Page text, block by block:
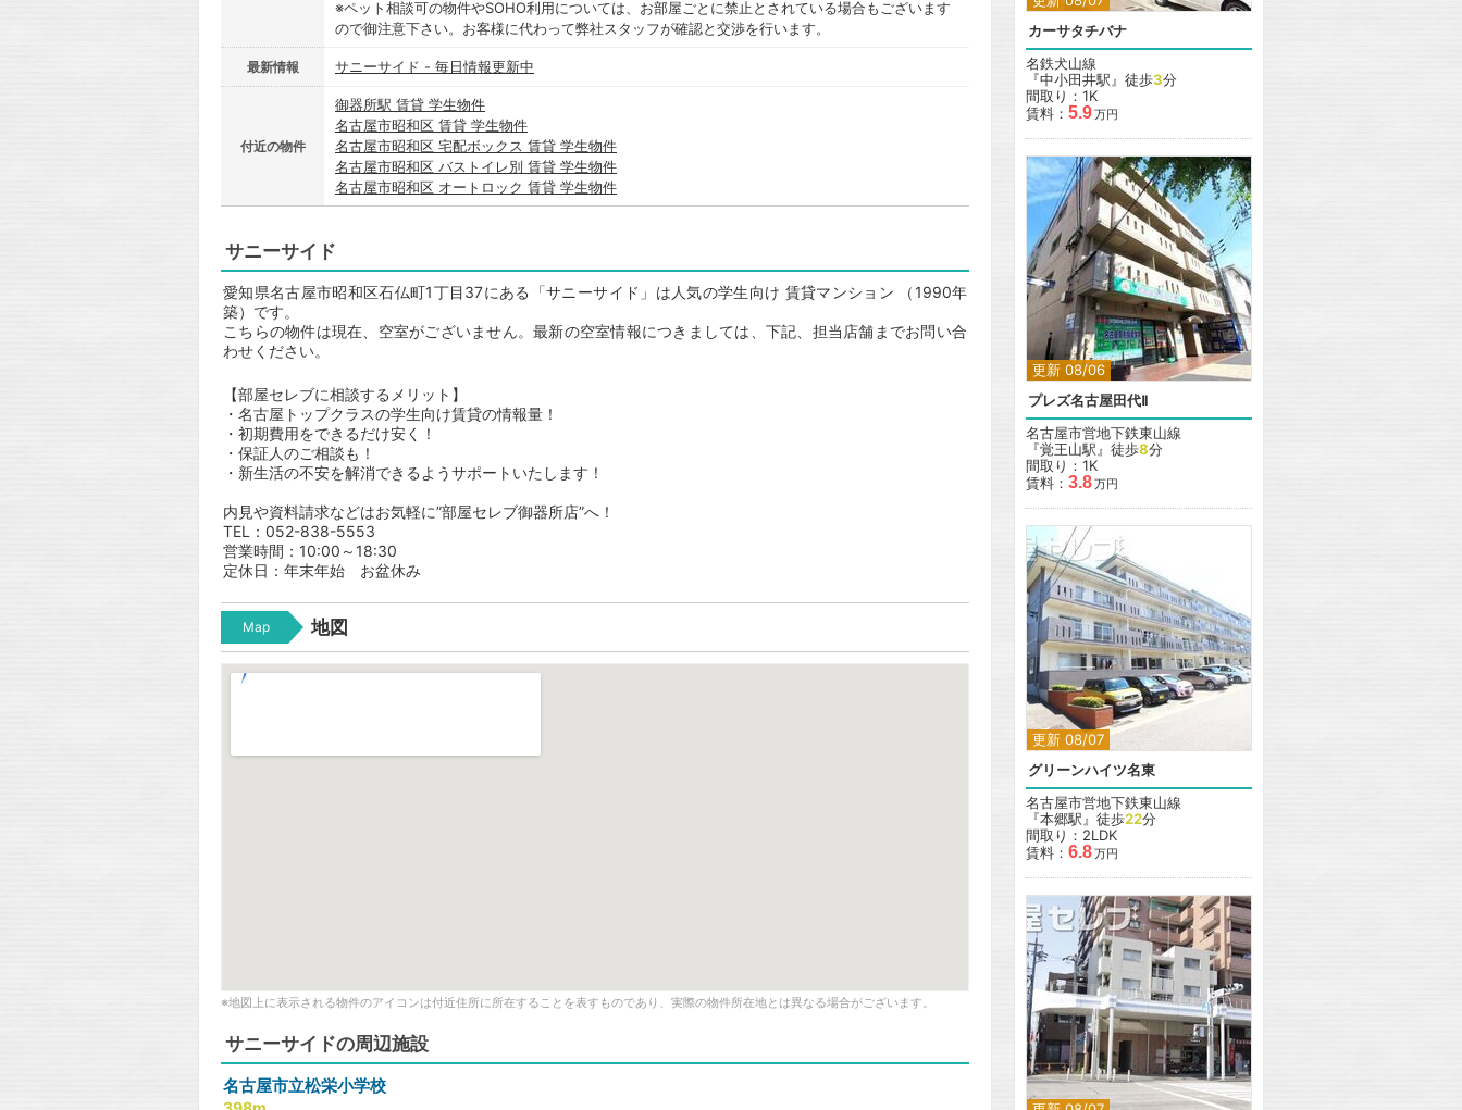
※ペット相談可の物件やSOHO利用については、お部屋ごとに禁止とされている場合もございます
ので御注意下さい。お客様に代わって弊社スタッフが確認と交渉を行います。
最新情報 サニーサイド - 毎日情報更新中
付近の物件
御器所駅 賃貸 学生物件
名古屋市昭和区 賃貸 学生物件
名古屋市昭和区 宅配ボックス 賃貸 学生物件
名古屋市昭和区 バストイレ別 賃貸 学生物件
名古屋市昭和区 オートロック 賃貸 学生物件
サニーサイド
愛知県名古屋市昭和区石仏町1丁目37にある「サニーサイド」は人気の学生向け 賃貸マンション （1990年
築）です。
こちらの物件は現在、空室がございません。最新の空室情報につきましては、下記、担当店舗までお問い合
わせください。
【部屋セレブに相談するメリット】
・名古屋トップクラスの学生向け賃貸の情報量！
・初期費用をできるだけ安く！
・保証人のご相談も！
・新生活の不安を解消できるようサポートいたします！
内見や資料請求などはお気軽に”部屋セレブ御器所店”へ！
TEL：052-838-5553
営業時間：10:00～18:30
定休日：年末年始 お盆休み
Map 地図
※地図上に表示される物件のアイコンは付近住所に所在することを表すものであり、実際の物件所在地とは異なる場合がございます。
サニーサイドの周辺施設
名古屋市立松栄小学校
カーサタチバナ
名鉄犬山線
『中小田井駅』徒歩3分
間取り：1K
賃料： 5.9万円
更新 08/06
プレズ名古屋田代Ⅱ
名古屋市営地下鉄東山線
『覚王山駅』徒歩8分
間取り：1K
賃料： 3.8万円
更新 08/07
グリーンハイツ名東
名古屋市営地下鉄東山線
『本郷駅』徒歩22分
間取り：2LDK
賃料： 6.8万円